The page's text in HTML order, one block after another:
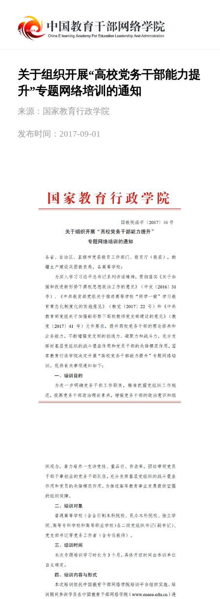
关于组织开展“高校党务干部能力提
升”专题网络培训的通知
来源：国家教育行政学院
发布时间：2017-09-01